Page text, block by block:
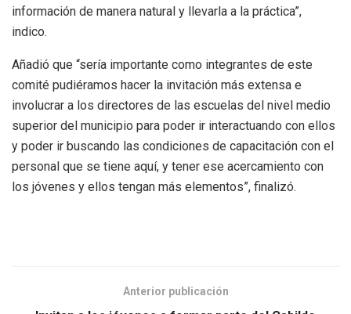
información de manera natural y llevarla a la práctica”,
indico.
Añadió que “sería importante como integrantes de este
comité pudiéramos hacer la invitación más extensa e
involucrar a los directores de las escuelas del nivel medio
superior del municipio para poder ir interactuando con ellos
y poder ir buscando las condiciones de capacitación con el
personal que se tiene aquí, y tener ese acercamiento con
los jóvenes y ellos tengan más elementos”, finalizó.
Anterior publicación